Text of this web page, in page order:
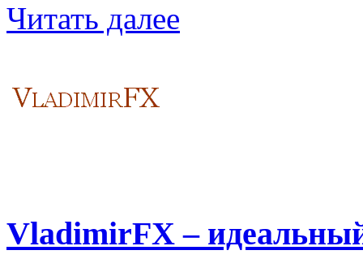
Читать далее
VladimirFX –